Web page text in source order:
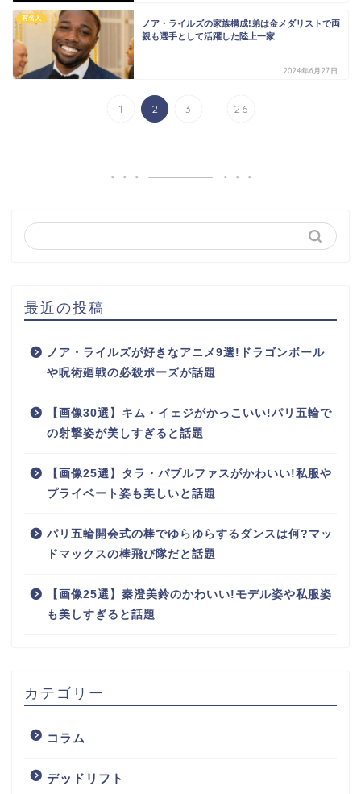
有名人
ノア・ライルズの家族構成!弟は金メダリストで両
親も選手として活躍した陸上一家
2024年6月27日
1 2 3 ... 26
最近の投稿
ノア・ライルズが好きなアニメ9選!ドラゴンボール
や呪術廻戦の必殺ポーズが話題
【画像30選】キム・イェジがかっこいい!パリ五輪で
の射撃姿が美しすぎると話題
【画像25選】タラ・バブルファスがかわいい!私服や
プライベート姿も美しいと話題
パリ五輪開会式の棒でゆらゆらするダンスは何?マッ
ドマックスの棒飛び隊だと話題
【画像25選】秦澄美鈴のかわいい!モデル姿や私服姿
も美しすぎると話題
カテゴリー
コラム
デッドリフト